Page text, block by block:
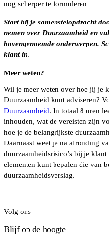
nog scherper te formuleren
Start bij je samenstelopdracht
nemen over Duurzaamheid en
bovengenoemde onderwerpen.
klant in.
Meer weten?
Wil je meer weten over hoe jij je
Duurzaamheid kunt adviseren?
Duurzaamheid. In totaal 8 uren
inhouden, wat de vereisten zijn
hoe je de belangrijkste
Daarnaast weet je na afronding
duurzaamheidsrisico’s bij je
elementen kunt bepalen die van
duurzaamheidsverslag.
Volg ons
Blijf op de hoogte